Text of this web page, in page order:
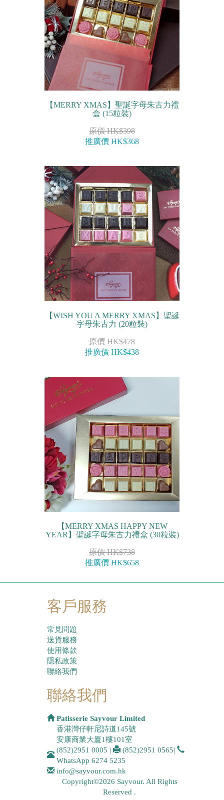
【MERRY XMAS】聖誕字母朱古力禮
盒 (15粒裝)
原價 HK$398
推廣價 HK$368
【WISH YOU A MERRY XMAS】聖誕
字母朱古力 (20粒裝)
原價 HK$478
推廣價 HK$438
【MERRY XMAS HAPPY NEW
YEAR】聖誕字母朱古力禮盒 (30粒裝)
原價 HK$738
推廣價 HK$658
客戶服務
常見問題
送貨服務
使用條款
隱私政策
聯絡我們
聯絡我們
Patisserie Sayvour Limited
香港灣仔軒尼詩道145號
安康商業大廈1樓101室
(852)2951 0005 | (852)2951 0565|
WhatsApp 6274 5235
info@sayvour.com.hk
Copyright©2026 Sayvour. All Rights
Reserved .